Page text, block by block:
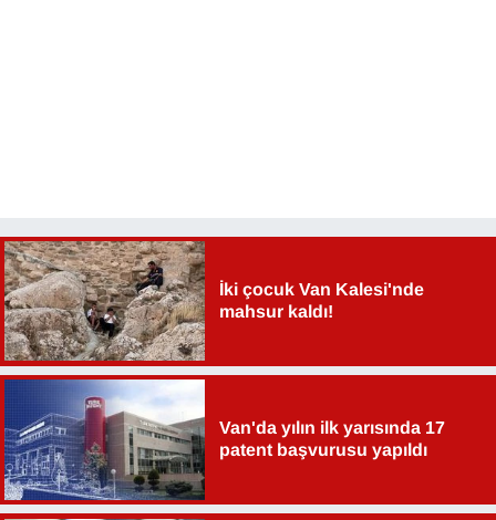
İki çocuk Van Kalesi'nde
mahsur kaldı!
Van'da yılın ilk yarısında 17
patent başvurusu yapıldı